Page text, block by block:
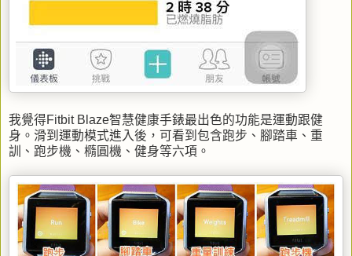
我覺得Fitbit Blaze智慧健康手錶最出色的功能是運動跟健
身。滑到運動模式進入後，可看到包含跑步、腳踏車、重
訓、跑步機、橢圓機、健身等六項。